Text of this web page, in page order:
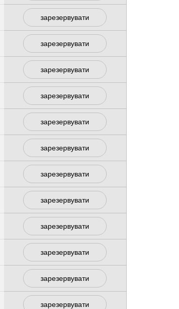
зарезервувати
зарезервувати
зарезервувати
зарезервувати
зарезервувати
зарезервувати
зарезервувати
зарезервувати
зарезервувати
зарезервувати
зарезервувати
зарезервувати